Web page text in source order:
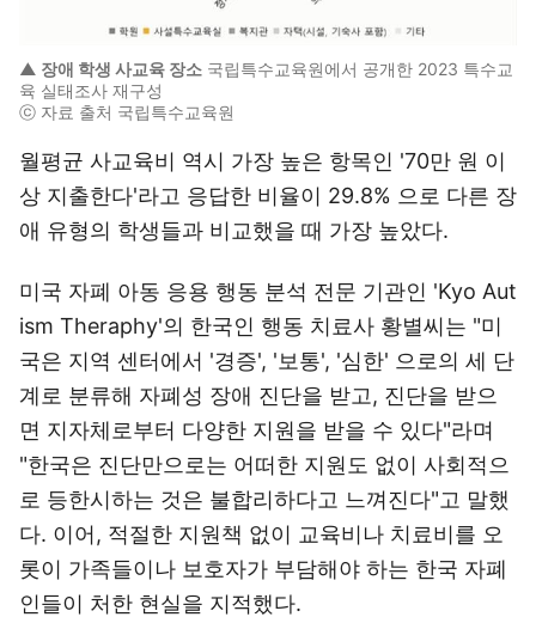
▲ 장애 학생 사교육 장소 국립특수교육원에서 공개한 2023 특수교
육 실태조사 재구성
ⓒ 자료 출처 국립특수교육원
월평균 사교육비 역시 가장 높은 항목인 '70만 원 이
상 지출한다'라고 응답한 비율이 29.8% 으로 다른 장
애 유형의 학생들과 비교했을 때 가장 높았다.
미국 자폐 아동 응용 행동 분석 전문 기관인 'Kyo Aut
ism Theraphy'의 한국인 행동 치료사 황별씨는 "미
국은 지역 센터에서 '경증', '보통', '심한' 으로의 세 단
계로 분류해 자폐성 장애 진단을 받고, 진단을 받으
면 지자체로부터 다양한 지원을 받을 수 있다"라며
"한국은 진단만으로는 어떠한 지원도 없이 사회적으
로 등한시하는 것은 불합리하다고 느껴진다"고 말했
다. 이어, 적절한 지원책 없이 교육비나 치료비를 오
롯이 가족들이나 보호자가 부담해야 하는 한국 자폐
인들이 처한 현실을 지적했다.